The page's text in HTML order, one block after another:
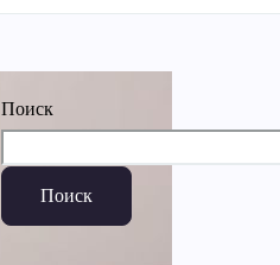
Поиск
Поиск